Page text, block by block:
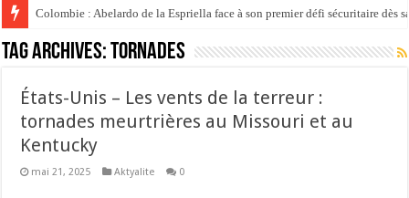
Colombie : Abelardo de la Espriella face à son premier défi sécuritaire dès
Politique : Donald Trump place son ex-avocat au sommet du système
Tag Archives:tornades
États-Unis – Les vents de la terreur :
tornades meurtrières au Missouri et au
Kentucky
mai 21, 2025 Aktyalite 0